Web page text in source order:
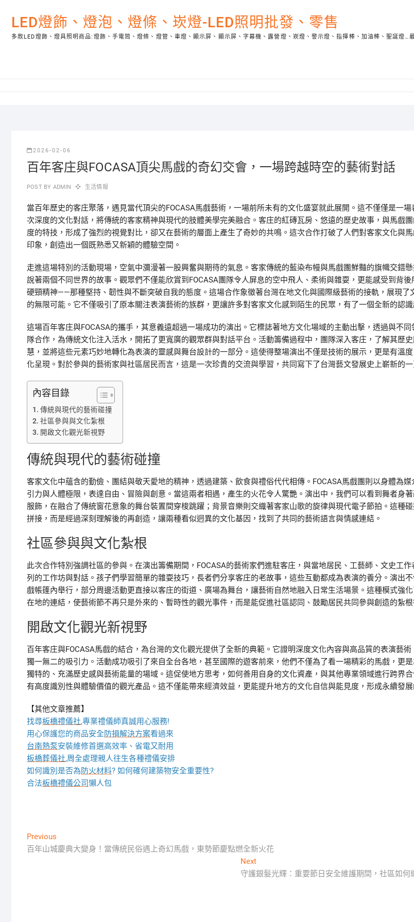
contentLED燈飾、燈泡、燈條、崁燈-LED照明批發、零售
多款LED燈飾、燈具照明商品:燈飾、手電筒、燈條、燈管、車燈、顯示屏、顯示屏、字幕機、露營燈、崁燈、警示燈、指揮棒、加油棒、聖誕燈…
2026-02-06
百年客庄與FOCASA頂尖馬戲的奇幻交會，一場跨越時空的藝術對話
POST BY ADMIN 生活情報
當百年歷史的客庄聚落，遇見當代頂尖的FOCASA馬戲藝術，一場前所未有的文化盛宴就此展開。這不僅僅是一
次深度的文化對話，將傳統的客家精神與現代的肢體美學完美融合。客庄的紅磚瓦房、悠遠的歷史故事，與馬戲
度的特技，形成了強烈的視覺對比，卻又在藝術的層面上產生了奇妙的共鳴。這次合作打破了人們對客家文化與
印象，創造出一個既熟悉又新穎的體驗空間。
走進這場特別的活動現場，空氣中瀰漫著一股興奮與期待的氣息。客家傳統的藍染布幔與馬戲團鮮豔的旗幟交錯
說著兩個不同世界的故事。觀眾們不僅能欣賞到FOCASA團隊令人屏息的空中飛人、柔術與雜耍，更能感受到背後
硬頸精神——那種堅持、韌性與不斷突破自我的態度。這場合作象徵著台灣在地文化與國際級藝術的接軌，展現了
的無限可能。它不僅吸引了原本關注表演藝術的族群，更讓許多對客家文化感到陌生的民眾，有了一個全新的認識
這場百年客庄與FOCASA的攜手，其意義遠超過一場成功的演出。它標誌著地方文化場域的主動出擊，透過與不同
隊合作，為傳統文化注入活水，開拓了更寬廣的觀眾群與對話平台。活動籌備過程中，團隊深入客庄，了解其歷
慧，並將這些元素巧妙地轉化為表演的靈感與舞台設計的一部分。這使得整場演出不僅是技術的展示，更是有溫
化呈現。對於參與的藝術家與社區居民而言，這是一次珍貴的交流與學習，共同寫下了台灣藝文發展史上嶄新的一
內容目錄
傳統與現代的藝術碰撞
社區參與與文化紮根
開啟文化觀光新視野
傳統與現代的藝術碰撞
客家文化中蘊含的勤儉、團結與敬天愛地的精神，透過建築、飲食與禮俗代代相傳。FOCASA馬戲團則以身體為
引力與人體極限，表達自由、冒險與創意。當這兩者相遇，產生的火花令人驚艷。演出中，我們可以看到舞者身
服飾，在融合了傳統窗花意象的舞台裝置間穿梭跳躍；背景音樂則交織著客家山歌的旋律與現代電子節拍。這種
拼接，而是經過深刻理解後的再創造，讓兩種看似迥異的文化基因，找到了共同的藝術語言與情感連結。
社區參與與文化紮根
此次合作特別強調社區的參與。在演出籌備期間，FOCASA的藝術家們進駐客庄，與當地居民、工藝師、文史工作
列的工作坊與對話。孩子們學習簡單的雜耍技巧，長者們分享客庄的老故事，這些互動都成為表演的養分。演出
戲帳篷內舉行，部分周邊活動更直接以客庄的街道、廣場為舞台，讓藝術自然地融入日常生活場景。這種模式強
在地的連結，使藝術節不再只是外來的、暫時性的觀光事件，而是能促進社區認同、鼓勵居民共同參與創造的紮根
開啟文化觀光新視野
百年客庄與FOCASA馬戲的結合，為台灣的文化觀光提供了全新的典範。它證明深度文化內容與高品質的表演藝術
獨一無二的吸引力。活動成功吸引了來自全台各地，甚至國際的遊客前來，他們不僅為了看一場精彩的馬戲，更
獨特的、充滿歷史感與藝術能量的場域。這促使地方思考，如何善用自身的文化資產，與其他專業領域進行跨界
有高度識別性與體驗價值的觀光產品。這不僅能帶來經濟效益，更能提升地方的文化自信與能見度，形成永續發展
【其他文章推薦】
找尋板橋禮儀社,專業禮儀師真誠用心服務!
用心保護您的商品安全防損解決方案看過來
台南熱泵安裝維修首選高效率、省電又耐用
板橋葬儀社,周全處理親人往生各種禮儀安排
如何識別是否為防火材料? 如何確何建築物安全重要性?
合法板橋禮儀公司懶人包
文
章
Previous
post:
百年山城慶典大變身！當傳統民俗遇上奇幻馬戲，東勢節慶點燃全新火花
NextNext
post:
守護銀髮光輝：重要節日安全維護期間，社區如何